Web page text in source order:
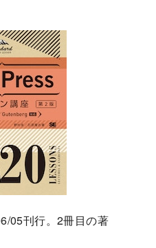
05刊行。2冊目の著